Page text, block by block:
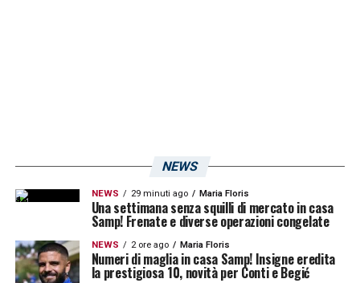
LA PLAYLIST DELLE NOSTRE TOP NEWS
NEWS
NEWS 29 minuti ago Maria Floris
Una settimana senza squilli di mercato in casa
Samp! Frenate e diverse operazioni congelate
NEWS 2 ore ago Maria Floris
Numeri di maglia in casa Samp! Insigne eredita
la prestigiosa 10, novità per Conti e Begić